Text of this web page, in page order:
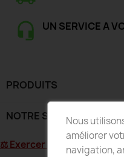
UN SERVICE A
PRODUITS
NOTRE SOCIÉTÉ
⚖ Exercer mon droit de
Nous
améliorer
navigation,